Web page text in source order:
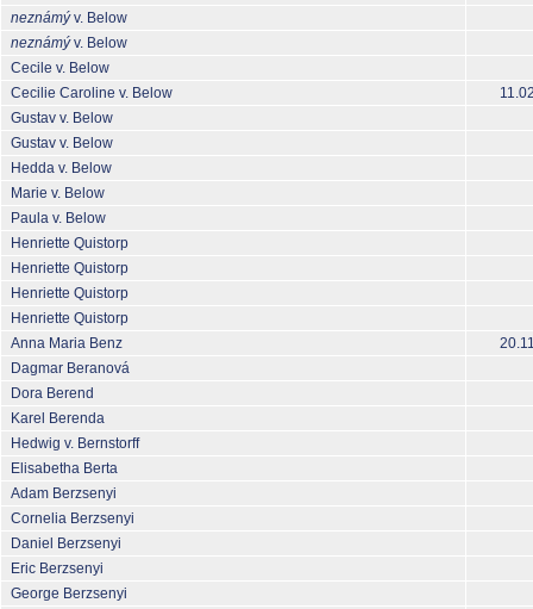
neznámýv. Below
neznámýv. Below
Cecile v. Below
Cecilie Caroline v. Below
Gustav v. Below
Gustav v. Below
Hedda v. Below
Marie v. Below
Paula v. Below
Henriette Quistorp
Henriette Quistorp
Henriette Quistorp
Henriette Quistorp
Anna Maria Benz
Dagmar Beranová
Dora Berend
Karel Berenda
Hedwig v. Bernstorff
Elisabetha Berta
Adam Berzsenyi
Cornelia Berzsenyi
Daniel Berzsenyi
Eric Berzsenyi
George Berzsenyi